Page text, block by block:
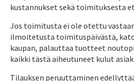
kustannukset sekä toimituksesta
Jos toimitusta ei ole otettu
ilmoitetusta toimituspäivästä,
kaupan, palauttaa tuotteet
kaikki tästä aiheutuneet kulut
Tilauksen peruuttaminen